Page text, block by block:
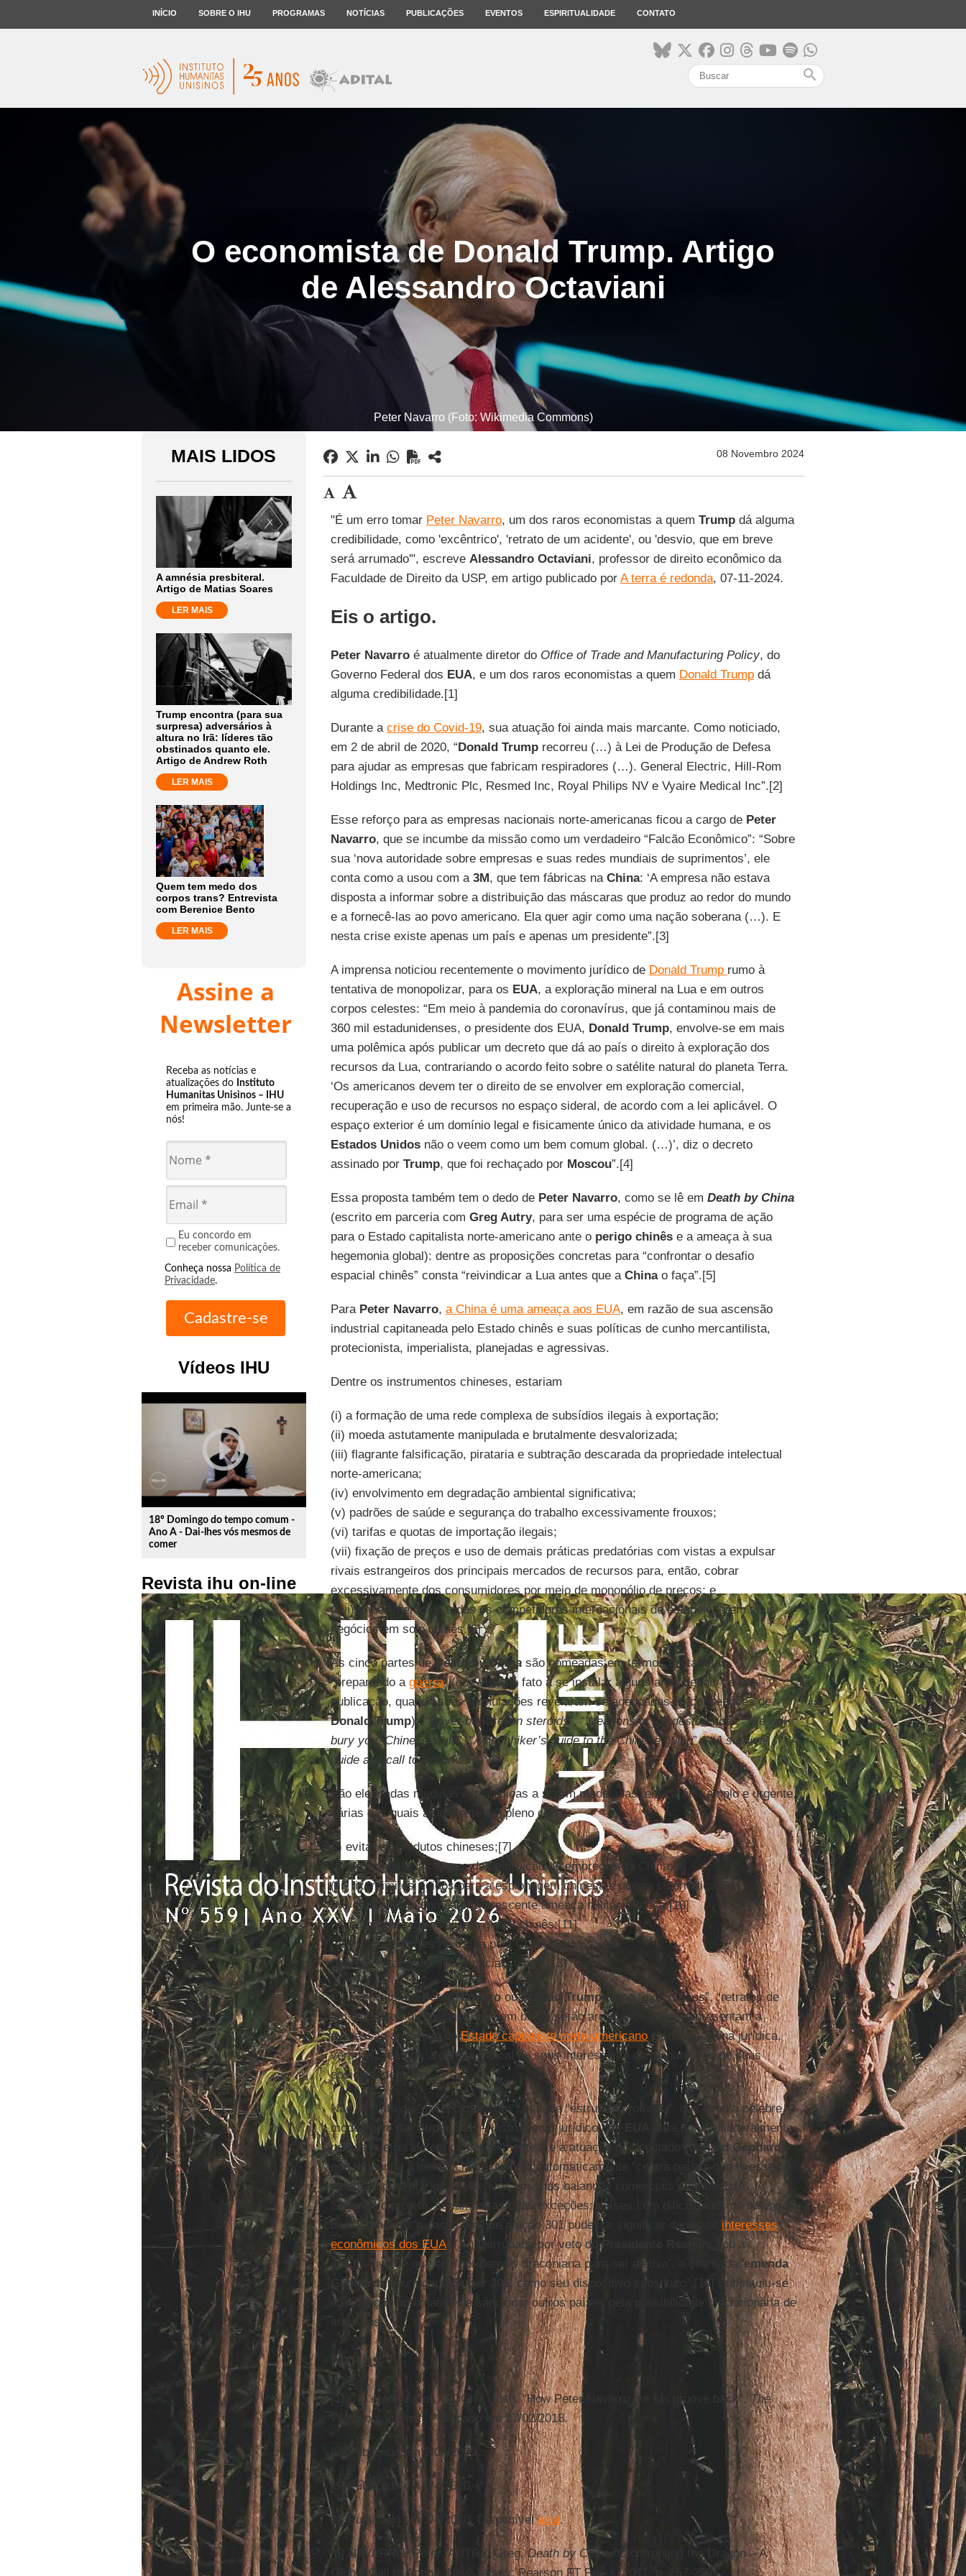
INÍCIO SOBRE O IHU PROGRAMAS NOTÍCIAS PUBLICAÇÕES EVENTOS ESPIRITUALIDADE CONTATO
search
O economista de Donald Trump. Artigo
de Alessandro Octaviani
Peter Navarro (Foto: Wikimedia Commons)
MAIS LIDOS
A amnésia presbiteral.
Artigo de Matias Soares
LER MAIS
Trump encontra (para sua
surpresa) adversários à
altura no Irã: líderes tão
obstinados quanto ele.
Artigo de Andrew Roth
LER MAIS
Quem tem medo dos
corpos trans? Entrevista
com Berenice Bento
LER MAIS
Assine a
Newsletter
Receba as notícias e
atualizações do Instituto
Humanitas Unisinos – IHU
em primeira mão. Junte-se a
nós!
Eu concordo em
receber comunicações.
Conheça nossa Política de
Privacidade.
Vídeos IHU
play_circle_outline
18º Domingo do tempo comum -
Ano A - Dai-lhes vós mesmos de
comer
Revista ihu on-line
08 Novembro 2024
"É um erro tomar Peter Navarro, um dos raros economistas a quem Trump dá alguma
credibilidade, como 'excêntrico', 'retrato de um acidente', ou 'desvio, que em breve
será arrumado'", escreve Alessandro Octaviani, professor de direito econômico da
Faculdade de Direito da USP, em artigo publicado por A terra é redonda, 07-11-2024.
Eis o artigo.
Peter Navarroé atualmente diretor do Office of Trade and Manufacturing Policy, do
Governo Federal dos EUA, e um dos raros economistas a quem Donald Trumpdá
alguma credibilidade.[1]
Durante a crise do Covid-19, sua atuação foi ainda mais marcante. Como noticiado,
em 2 de abril de 2020, “Donald Trumprecorreu (…) à Lei de Produção de Defesa
para ajudar as empresas que fabricam respiradores (…). General Electric, Hill-Rom
Holdings Inc, Medtronic Plc, Resmed Inc, Royal Philips NV e Vyaire Medical Inc”.[2]
Esse reforço para as empresas nacionais norte-americanas ficou a cargo de Peter
Navarro, que se incumbe da missão como um verdadeiro “Falcão Econômico”: “Sobre
sua ‘nova autoridade sobre empresas e suas redes mundiais de suprimentos’, ele
conta como a usou com a 3M, que tem fábricas na China: ‘A empresa não estava
disposta a informar sobre a distribuição das máscaras que produz ao redor do mundo
e a fornecê-las ao povo americano. Ela quer agir como uma nação soberana (…). E
nesta crise existe apenas um país e apenas um presidente”.[3]
A imprensa noticiou recentemente o movimento jurídico de Donald Trump rumo à
tentativa de monopolizar, para os EUA, a exploração mineral na Lua e em outros
corpos celestes: “Em meio à pandemia do coronavírus, que já contaminou mais de
360 mil estadunidenses, o presidente dos EUA, Donald Trump, envolve-se em mais
uma polêmica após publicar um decreto que dá ao país o direito à exploração dos
recursos da Lua, contrariando o acordo feito sobre o satélite natural do planeta Terra.
‘Os americanos devem ter o direito de se envolver em exploração comercial,
recuperação e uso de recursos no espaço sideral, de acordo com a lei aplicável. O
espaço exterior é um domínio legal e fisicamente único da atividade humana, e os
Estados Unidosnão o veem como um bem comum global. (…)’, diz o decreto
assinado por Trump, que foi rechaçado por Moscou”.[4]
Essa proposta também tem o dedo de Peter Navarro, como se lê em Death by China
(escrito em parceria com Greg Autry, para ser uma espécie de programa de ação
para o Estado capitalista norte-americano ante o perigo chinêse a ameaça à sua
hegemonia global): dentre as proposições concretas para “confrontar o desafio
espacial chinês” consta “reivindicar a Lua antes que a Chinao faça”.[5]
Para Peter Navarro, a China é uma ameaça aos EUA, em razão de sua ascensão
industrial capitaneada pelo Estado chinês e suas políticas de cunho mercantilista,
protecionista, imperialista, planejadas e agressivas.
Dentre os instrumentos chineses, estariam
(i) a formação de uma rede complexa de subsídios ilegais à exportação;
(ii) moeda astutamente manipulada e brutalmente desvalorizada;
(iii) flagrante falsificação, pirataria e subtração descarada da propriedade intelectual
norte-americana;
(iv) envolvimento em degradação ambiental significativa;
(v) padrões de saúde e segurança do trabalho excessivamente frouxos;
(vi) tarifas e quotas de importação ilegais;
(vii) fixação de preços e uso de demais práticas predatórias com vistas a expulsar
rivais estrangeiros dos principais mercados de recursos para, então, cobrar
excessivamente dos consumidores por meio de monopólio de preços; e
(viii) impedimento de todos os competidores internacionais de estabelecerem seus
negócios em solo chinês.[6]
As cinco partes deDeath by Chinasão nomeadas em termos militaristas,
“preparando a guerra” (que viria de fato a se instalar alguns anos depois de sua
publicação, quando suas formulações revelaram-se adequadas às concepções de
Donald Trump): “‘ Buyer beware’ on steroids ”, “Weapons of job destruction”,“We will
bury you, Chinese style”, “A hitchhiker’s guide to the Chinese gulag” e “A survival
guide and call to action”.
São elencadas medidas estratégicas a serem modeladas, em caráter amplo e urgente,
várias das quais atualmente em pleno curso:
(i) evitar os produtos chineses;[7]
(ii) desmantelar as armas de destruição de empregos da China;[8]
(iii) fixar limites rígidos para a espionagem chinesa e guerra cibernética;[9]
(iv) confrontar e combater a crescente ameaça militar chinesa;[10]
(v) combater o colonialismo global chinês;[11]
(vi) frear as mortes na China pela China;[12]
(vii) enfrentar o desafio espacial chinês.[13]
É um erro tomarPeter NavarroouDonald Trumpcomo “excêntricos”, “retratos de
um acidente”, ou “desvios, que em breve serão arrumados”. Eles representam a
expressão arraigada doEstado capitalista norte-americanoe sua disciplina jurídica,
vertidos, sempre, à defesa radical de seus interesses e da manutenção de suas
posições de poder.
Não se trata de “excepcionalismo”, mas de “estrutura profunda”, que ecoa a célebre
modelagem da “
Super 301” – instrumento jurídico dos
para punir unilateralmente
países que os afetem comercialmente – e a atuação do deputado Richard Gephardt ,
que propunha a incidência do diploma automaticamente “contra países que tivessem
saldos superavitários excessivos em suas balanças comerciais com os EUA.
Segundo o projeto, seriam feitas duas exceções: países com dificuldades de balanços
de pagamentos e casos em que a ação 301 pudesse significar dano aos interesses
econômicos dos EUA. (…) Derrubada por veto doPresidente Reagan
, sob a
justificativa de que era ‘por demais draconiana para ser efetiva’, a chamada ‘emenda
Gephardt’ deu lugar àSuper 301, como seu dispositivo substituto”.[14] Substituiu-se
a obrigação automática de sancionar outros países pela possibilidade discricionária de
atacá-los…
Notas
[1] Cf., entre outros, ROGIN, Josh. “How Peter Navarro got his groove back”. The
Washington Post. Publicado em 27/02/2018.
[2] Publicado em 2/04/2020.
[3] Publicado em 8/4/2020.
[4] Publicado em 7/4/2020. Disponívelaqui.
[5] NAVARRO, Peter; AUTRY, Greg.Death by China
: Cronfronting the Dragon – A
Global Call to Action. New Jersey: Pearson FT Press, 2011, p. 257-259.